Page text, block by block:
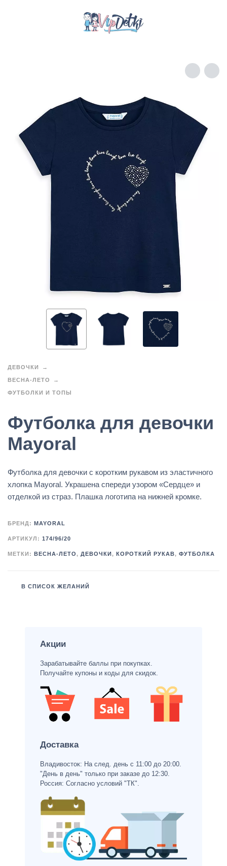
ДЕВОЧКИ
ВЕСНА-ЛЕТО
ФУТБОЛКИ И ТОПЫ
Футболка для девочки
Mayoral
Футболка для девочки с коротким рукавом из эластичного
хлопка Mayoral. Украшена спереди узором «Сердце» и
отделкой из страз. Плашка логотипа на нижней кромке.
БРЕНД: MAYORAL
АРТИКУЛ: 174/96/20
МЕТКИ: ВЕСНА-ЛЕТО, ДЕВОЧКИ , КОРОТКИЙ РУКАВ, ФУТБОЛКА
В СПИСОК ЖЕЛАНИЙ
Акции
Зарабатывайте баллы при покупках.
Получайте купоны и коды для скидок.
Доставка
Владивосток: На след. день с 11:00 до 20:00.
"День в день" только при заказе до 12:30.
Россия: Согласно условий "ТК".